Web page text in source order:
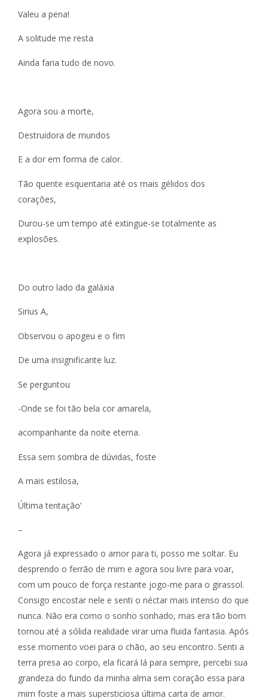
Valeu a pena!
A solitude me resta
Ainda faria tudo de novo.
Agora sou a morte,
Destruidora de mundos
E a dor em forma de calor.
Tão quente esquentaria até os mais gélidos dos
corações,
Durou-se um tempo até extingue-se totalmente as
explosões.
Do outro lado da galáxia
Sirius A,
Observou o apogeu e o fim
De uma insignificante luz.
Se perguntou
-Onde se foi tão bela cor amarela,
acompanhante da noite eterna.
Essa sem sombra de dúvidas, foste
A mais estilosa,
Última tentação’
–
Agora já expressado o amor para ti, posso me soltar. Eu
desprendo o ferrão de mim e agora sou livre para voar,
com um pouco de força restante jogo-me para o girassol.
Consigo encostar nele e senti o néctar mais intenso do que
nunca. Não era como o sonho sonhado, mas era tão bom
tornou até a sólida realidade virar uma fluida fantasia. Após
esse momento voei para o chão, ao seu encontro. Senti a
terra presa ao corpo, ela ficará lá para sempre, percebi sua
grandeza do fundo da minha alma sem coração essa para
mim foste a mais supersticiosa última carta de amor.